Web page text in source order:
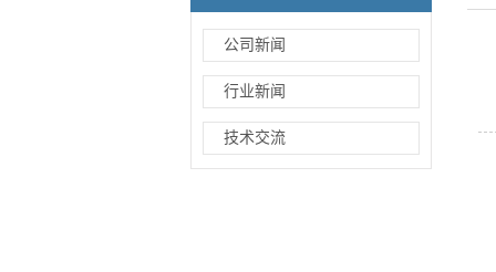
公司新闻
行业新闻
技术交流